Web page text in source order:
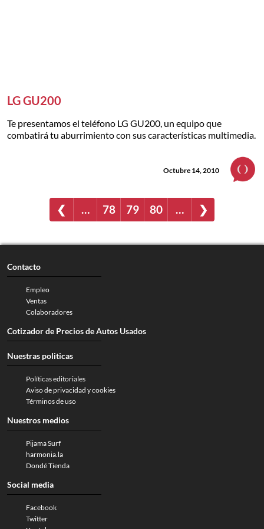
LG GU200
Te presentamos el teléfono LG GU200, un equipo que
combatirá tu aburrimiento con sus características multimedia.
Octubre 14, 2010
❮ … 78 79 80 … ❯
Contacto
Empleo
Ventas
Colaboradores
Cotizador de Precios de Autos Usados
Nuestras politicas
Políticas editoriales
Aviso de privacidad y cookies
Términos de uso
Nuestros medios
Pijama Surf
harmonia.la
Dondé Tienda
Social media
Facebook
Twitter